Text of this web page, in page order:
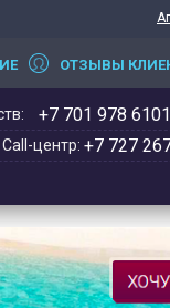
ОТЗЫВЫ
+7 701 978 6101
Call-центр: +7 727